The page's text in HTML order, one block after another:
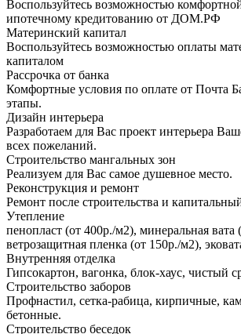
Воспользуйтесь возможностью
ипотечному кредитованию от ДОМ.РФ
Материнский капитал
Воспользуйтесь возможностью оплаты
капиталом
Рассрочка от банка
Комфортные условия по оплате от Почта
этапы.
Дизайн интерьера
Разработаем для Вас проект интерьера
всех пожеланий.
Строительство мангальных зон
Реализуем для Вас самое душевное место.
Реконструкция и ремонт
Ремонт после строительства и
Утепление
пенопласт (от 400р./м2), минеральная вата
ветрозащитная пленка (от 150р./м2),
Внутренняя отделка
Гипсокартон, вагонка, блок-хаус, чистый
Строительство заборов
Профнастил, сетка-рабица, кирпичные,
бетонные.
Строительство беседок